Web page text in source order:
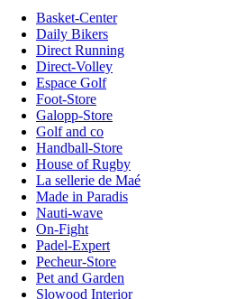
Basket-Center
Daily Bikers
Direct Running
Direct-Volley
Espace Golf
Foot-Store
Galopp-Store
Golf and co
Handball-Store
House of Rugby
La sellerie de Maé
Made in Paradis
Nauti-wave
On-Fight
Padel-Expert
Pecheur-Store
Pet and Garden
Slowood Interior